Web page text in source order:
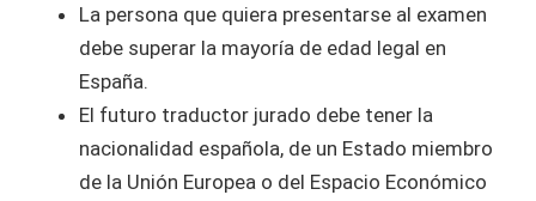
La persona que quiera presentarse al examen
debe superar la mayoría de edad legal en
España.
El futuro traductor jurado debe tener la
nacionalidad española, de un Estado miembro
de la Unión Europea o del Espacio Económico